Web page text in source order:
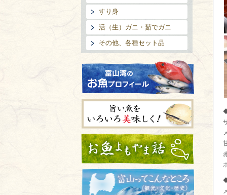
すり身
活（生）ガニ・茹でガニ
その他、各種セット品
富山湾のお魚プロフィール
旨い魚をいろいろ美味しく!
お魚よもやま話